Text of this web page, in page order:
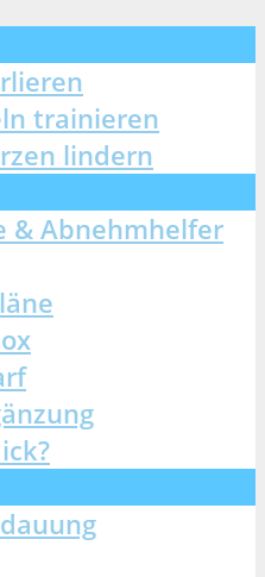
trainieren
lindern
& Abnehmhelfer